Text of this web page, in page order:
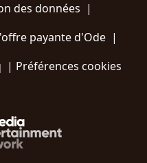
des données |
payante d'Ode |
| Préférences cookies